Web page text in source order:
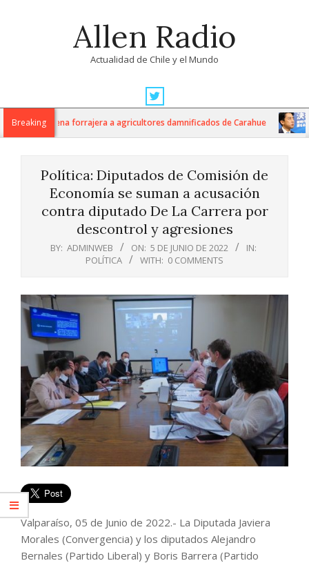
Allen Radio
Actualidad de Chile y el Mundo
Navigation
MenuBreaking
de avena forrajera a agricultores damnificados de Carahue
Política: Diputados de Comisión de
Economía se suman a acusación
contra diputado De La Carrera por
descontrol y agresiones
BY: ADMINWEB ON: 5 DE JUNIO DE 2022
IN:
POLÍTICA
WITH: 0 COMMENTS
Valparaíso, 05 de Junio de 2022.- La Diputada Javiera
Morales (Convergencia) y los diputados Alejandro
Bernales (Partido Liberal) y Boris Barrera (Partido